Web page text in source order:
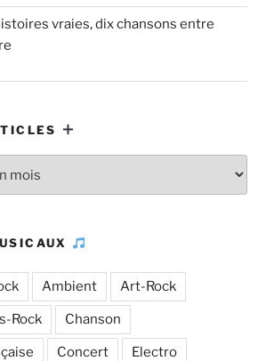
vraies, dix chansons entre
Ambient Art-Rock
Rock Chanson
Concert Electro